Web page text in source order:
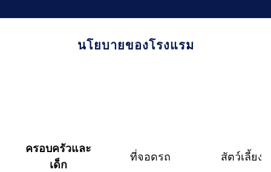
นโยบายของโรงแรม
ครอบครัวและ
เด็ก
ที่จอดรถ สัตว์เลี้ยง